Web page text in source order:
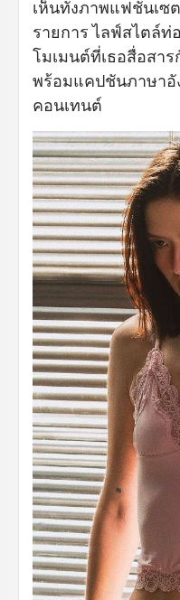
เห็นทั้งภาพแฟชั่นเซ
รายการ ไลฟ์สไตล์ท่
โมเมนต์ที่เธอสื่อสา
พร้อมแคปชันภาษาอั
คอนเทนต์